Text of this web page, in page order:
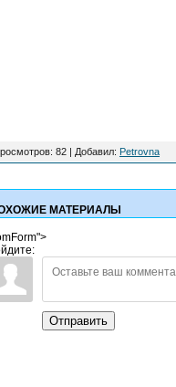
: 82 | Добавил: Petrovna
МАТЕРИАЛЫ
Отправить